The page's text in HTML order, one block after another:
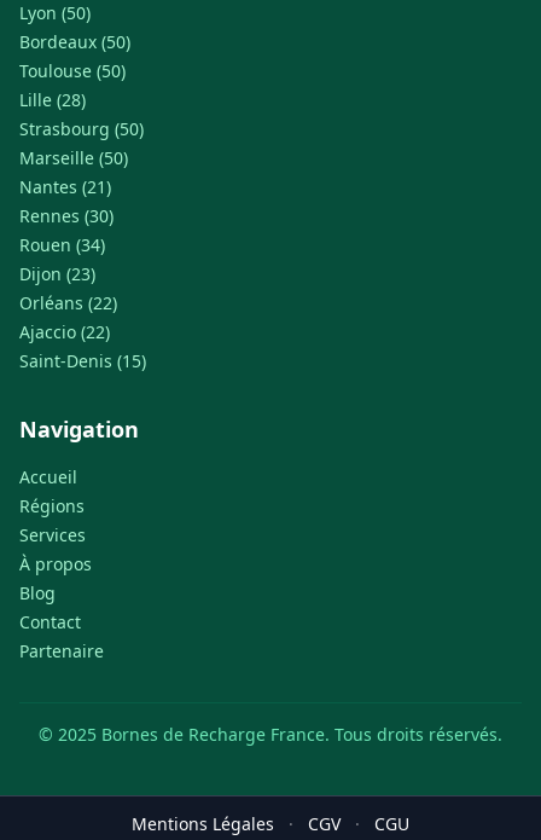
Lyon (50)
Bordeaux (50)
Toulouse (50)
Lille (28)
Strasbourg (50)
Marseille (50)
Nantes (21)
Rennes (30)
Rouen (34)
Dijon (23)
Orléans (22)
Ajaccio (22)
Saint-Denis (15)
Navigation
Accueil
Régions
Services
À propos
Blog
Contact
Partenaire
© 2025 Bornes de Recharge France. Tous droits réservés.
Mentions Légales · CGV · CGU